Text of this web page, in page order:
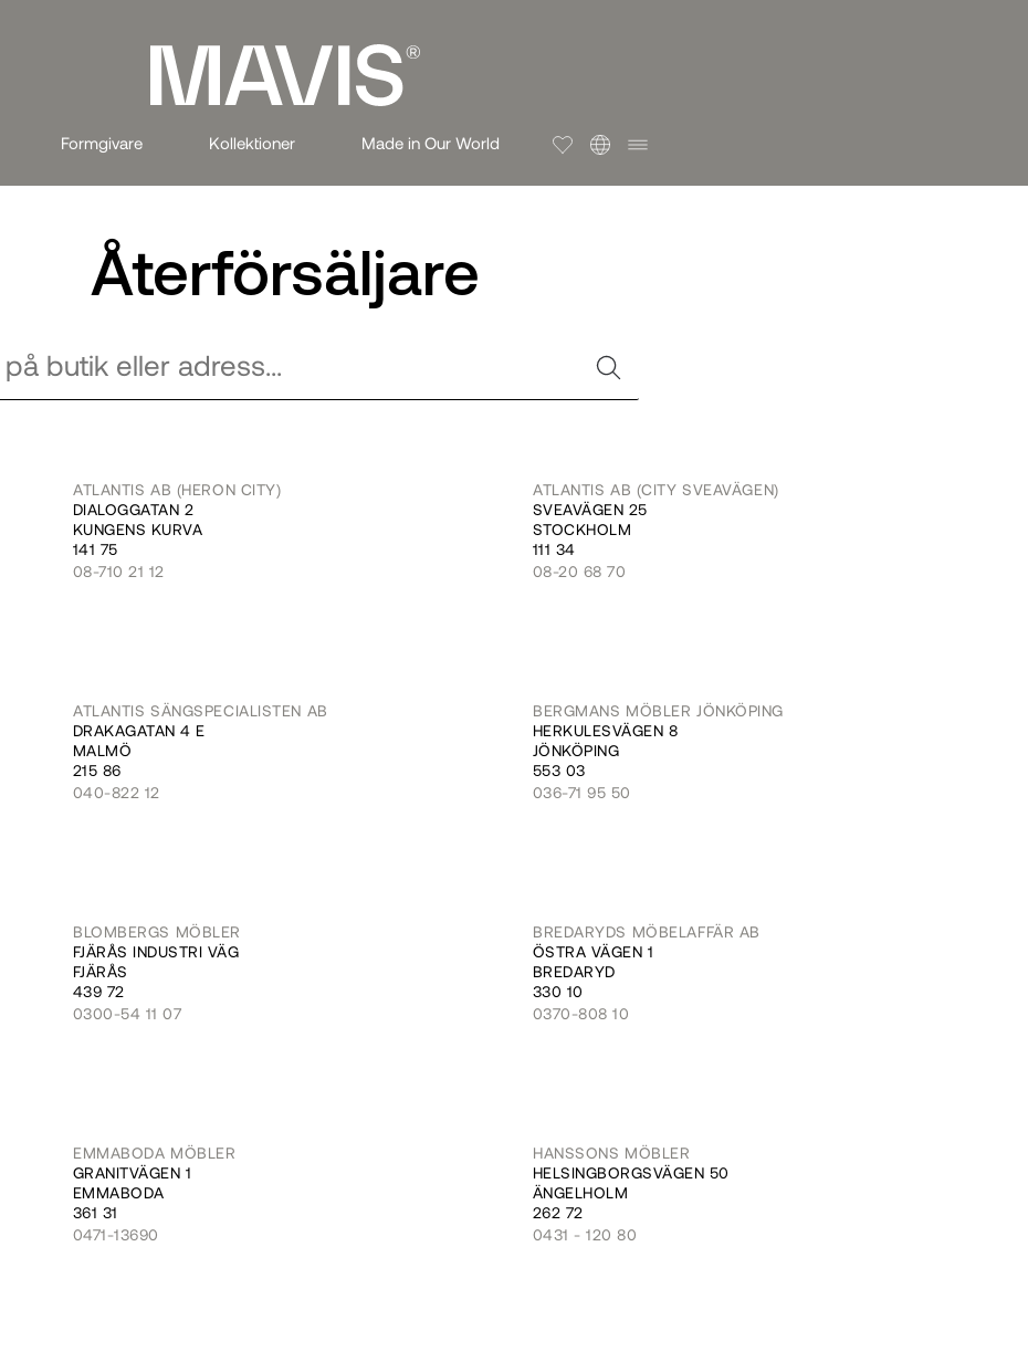
Formgivare Kollektioner Made in Our World
Återförsäljare
ATLANTIS AB (HERON CITY)
DIALOGGATAN 2
KUNGENS KURVA
141 75
08-710 21 12
ATLANTIS AB (CITY SVEAVÄGEN)
SVEAVÄGEN 25
STOCKHOLM
111 34
08-20 68 70
ATLANTIS SÄNGSPECIALISTEN AB
DRAKAGATAN 4 E
MALMÖ
215 86
040-822 12
BERGMANS MÖBLER JÖNKÖPING
HERKULESVÄGEN 8
JÖNKÖPING
553 03
036-71 95 50
BLOMBERGS MÖBLER
FJÄRÅS INDUSTRI VÄG
FJÄRÅS
439 72
0300-54 11 07
BREDARYDS MÖBELAFFÄR AB
ÖSTRA VÄGEN 1
BREDARYD
330 10
0370-808 10
EMMABODA MÖBLER
GRANITVÄGEN 1
EMMABODA
361 31
0471-13690
HANSSONS MÖBLER
HELSINGBORGSVÄGEN 50
ÄNGELHOLM
262 72
0431 - 120 80